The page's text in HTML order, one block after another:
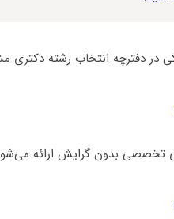
در دفترچه انتخاب رشته
تخصصی بدون گرایش ارائه